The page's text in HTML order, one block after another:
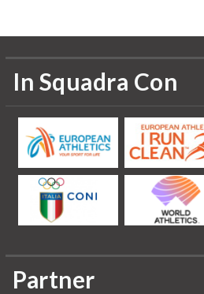
In Squadra Con
Partner